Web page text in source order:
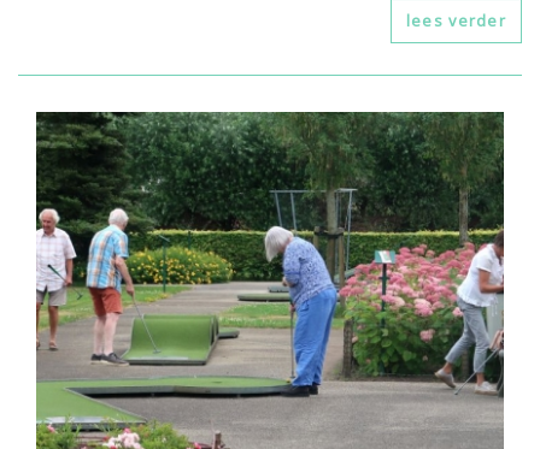
lees verder